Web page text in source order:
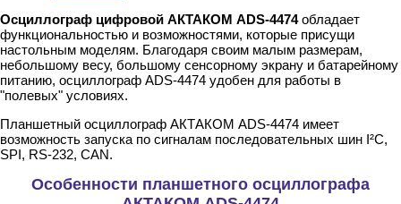
Осциллограф цифровой АКТАКОМ ADS-4474обладает
функциональностью и возможностями, которые присущи
настольным моделям. Благодаря своим малым размерам,
небольшому весу, большому сенсорному экрану и батарейному
питанию, осциллограф ADS-4474 удобен для работы в
"полевых" условиях.
Планшетный осциллограф АКТАКОМ ADS-4474 имеет
возможность запуска по сигналам последовательных шин I²C,
SPI, RS-232, CAN.
Особенности планшетного осциллографа